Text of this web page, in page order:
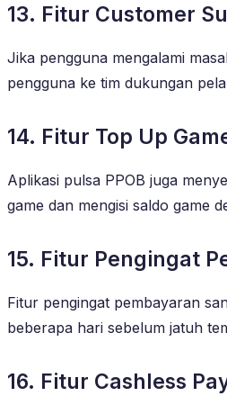
13. Fitur Customer
Jika pengguna mengalami
pengguna ke tim dukungan
14. Fitur Top Up
Aplikasi pulsa PPOB juga
game dan mengisi saldo game
15. Fitur Pengingat
Fitur pengingat pembayaran
beberapa hari sebelum jatuh
16. Fitur Cashless